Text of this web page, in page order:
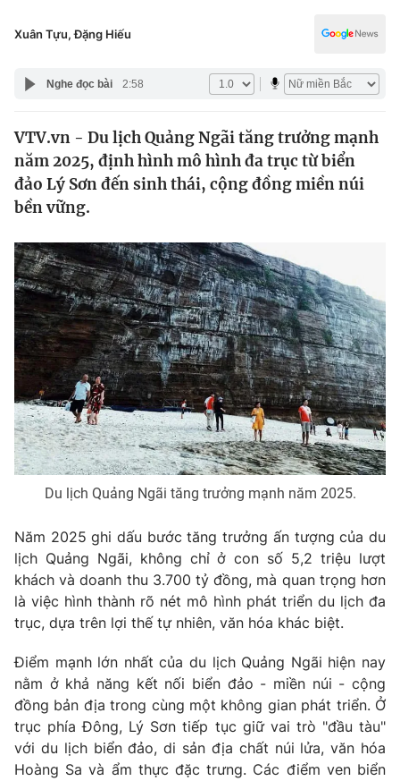
Pháp luật
Thế giới
Tin tức
Thế giới đó đây
Câu chuyện quốc tế
Tài chính
Thị trường
Góc doanh nghiệp
Dữ liệu và đời sống
Truyền hình
Phim VTV
Hậu trường
Nhân vật
Khán giả
Giải trí
Điện ảnh
Âm nhạc
Đời sống
Du lịch
Chất lượng cuộc sống
Giáo dục
Học trực tuyến
Công nghệ
Hitech Công nghệ tương lai
Sản phẩm
Tư vấn
Giao lưu trực tuyến
Chuyên mục khác
Emagazine Podcast
Y tế
Công nghệ
Xuân Tựu, Đặng Hiếu
Nghe đọc bài 2:58
VTV.vn - Du lịch Quảng Ngãi tăng trưởng mạnh
năm 2025, định hình mô hình đa trục từ biển
đảo Lý Sơn đến sinh thái, cộng đồng miền núi
bền vững.
Du lịch Quảng Ngãi tăng trưởng mạnh năm 2025.
Năm 2025 ghi dấu bước tăng trưởng ấn tượng của du
lịch Quảng Ngãi, không chỉ ở con số 5,2 triệu lượt
khách và doanh thu 3.700 tỷ đồng, mà quan trọng hơn
là việc hình thành rõ nét mô hình phát triển du lịch đa
trục, dựa trên lợi thế tự nhiên, văn hóa khác biệt.
Điểm mạnh lớn nhất của du lịch Quảng Ngãi hiện nay
nằm ở khả năng kết nối biển đảo - miền núi - cộng
đồng bản địa trong cùng một không gian phát triển. Ở
trục phía Đông, Lý Sơn tiếp tục giữ vai trò "đầu tàu"
với du lịch biển đảo, di sản địa chất núi lửa, văn hóa
Hoàng Sa và ẩm thực đặc trưng. Các điểm ven biển